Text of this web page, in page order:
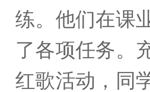
练。他们在课
了各项任务。
红歌活动，同